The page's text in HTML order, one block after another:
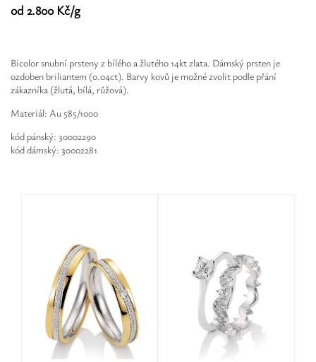
Kontakt
od 2.800 Kč/g
Bicolor snubní prsteny z bílého a žlutého 14kt zlata. Dámský prsten je
ozdoben briliantem (0.04ct). Barvy kovů je možné zvolit podle přání
zákazníka (žlutá, bílá, růžová).
Materiál: Au 585/1000
kód pánský: 30002290
kód dámský: 30002281